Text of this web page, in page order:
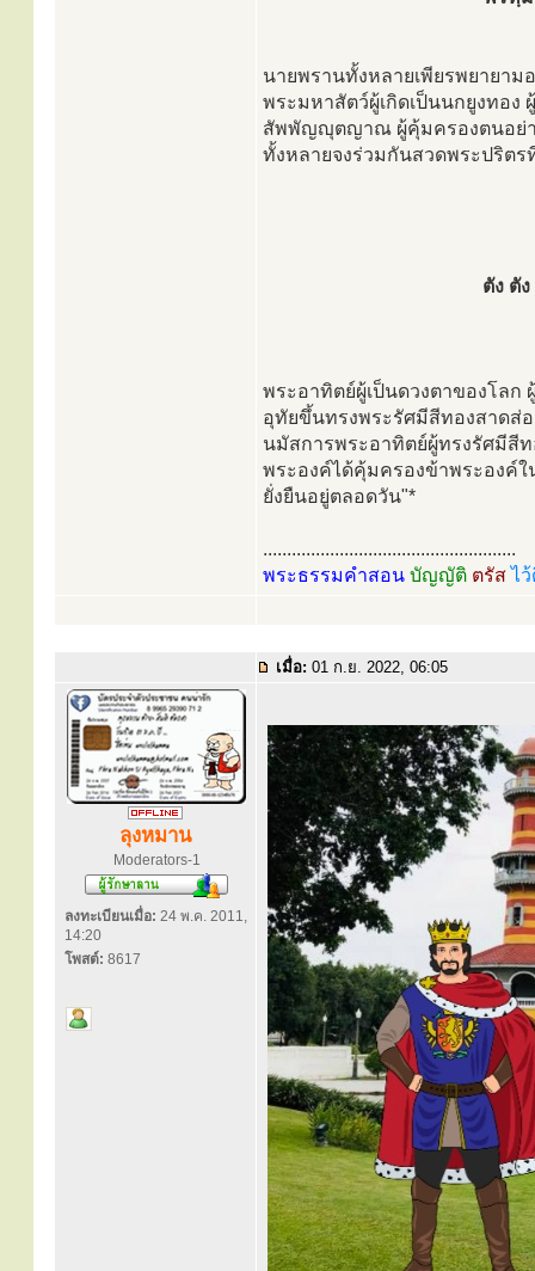
นายพรานทั้งหลายเพียรพยายาม
พระมหาสัตว์ผู้เกิดเป็นนกยูงทอง
สัพพัญญุตญาณ ผู้คุ้มครองตนอย่า
ทั้งหลายจงร่วมกันสวดพระปริตร
ตัง ตั
พระอาทิตย์ผู้เป็นดวงตาของโลก
อุทัยขึ้นทรงพระรัศมีสีทองสาดส่
นมัสการพระอาทิตย์ผู้ทรงรัศมีสี
พระองค์ได้คุ้มครองข้าพระองค์
ยั่งยืนอยู่ตลอดวัน"*
.....................................................
พระธรรมคำสอน บัญญัติ ตรัสไ
เมื่อ: 01 ก.ย. 2022, 06:05
ลุงหมาน
Moderators-1
ลงทะเบียนเมื่อ: 24 พ.ค. 2011,
14:20
โพสต์: 8617